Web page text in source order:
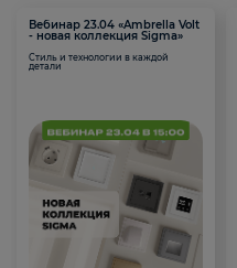
Вебинар 23.04 «Ambrella Volt
- новая коллекция Sigma»
Стиль и технологии в каждой
детали